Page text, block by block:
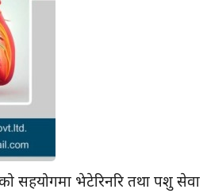
सहयोगमा भेटेरिनरि तथा पशु सेवा